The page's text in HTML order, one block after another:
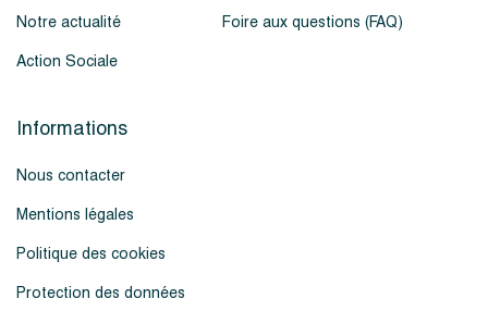
Notre actualité
Action Sociale
Foire aux questions (FAQ)
Informations
Nous contacter
Mentions légales
Politique des cookies
Protection des données